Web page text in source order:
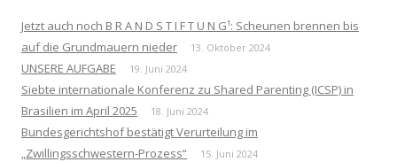
Jetzt auch noch B R A N D S T I F T U N G¹: Scheunen brennen bis
auf die Grundmauern nieder
13. Oktober 2024
UNSERE AUFGABE 19. Juni 2024
Siebte internationale Konferenz zu Shared Parenting (ICSP) in
Brasilien im April 2025
18. Juni 2024
Bundesgerichtshof bestätigt Verurteilung im
„Zwillingsschwestern-Prozess“
15. Juni 2024